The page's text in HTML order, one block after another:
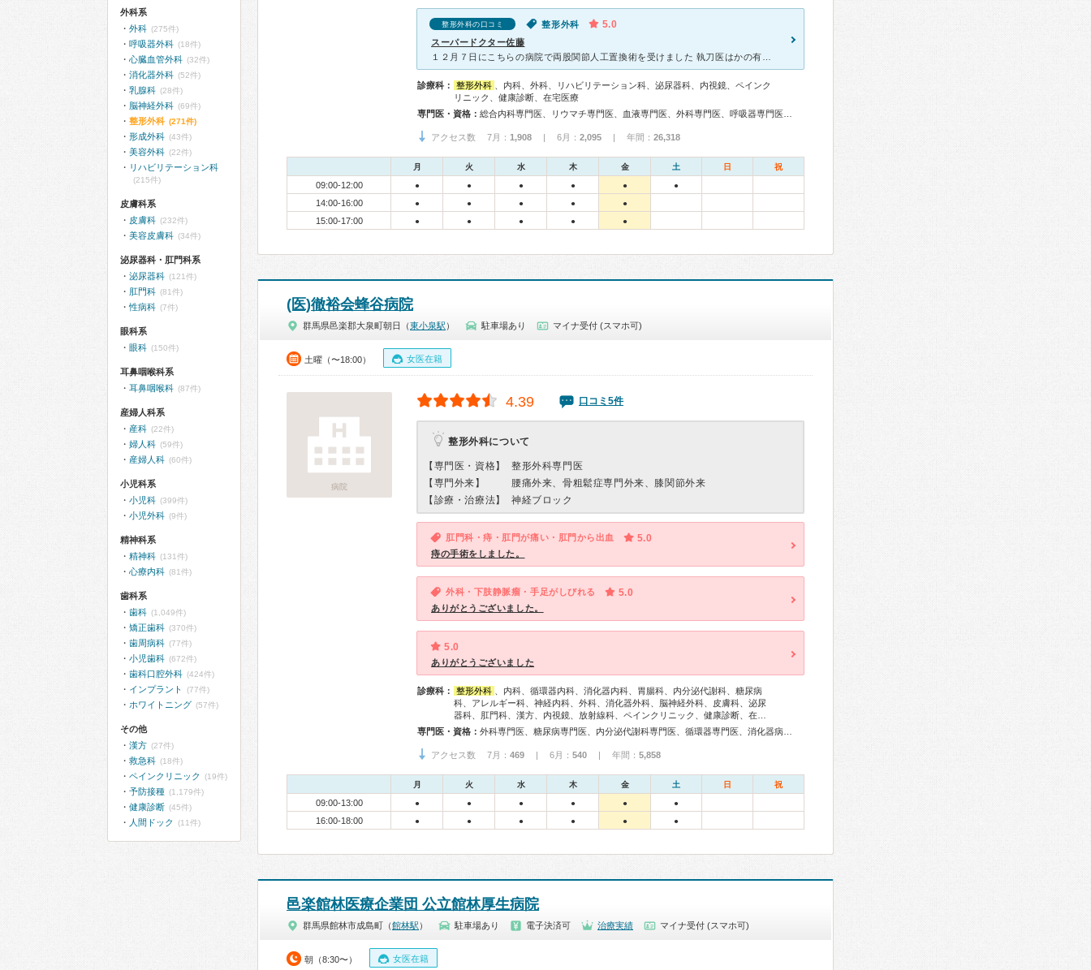
整形外科の口コミ 整形外科 5.0
スーパードクター佐藤
診療科： 整形外科
、内科、外科、リハビリテーション科、泌尿器科、内視鏡、ペインク
リニック、健康診断、在宅医療
専門医・資格：
アクセス数 7月： 1,908 | 6月： 2,095 | 年間： 26,318
月 火 水 木 金 土 日 祝
09:00-12:00 ● ● ● ● ● ●
14:00-16:00 ● ● ● ● ●
15:00-17:00 ● ● ● ● ●
(医)徹裕会蜂谷病院
群馬県邑楽郡大泉町朝日（東小泉駅 ） 駐車場あり マイナ受付 (スマホ可)
土曜（〜18:00） 女医在籍
病院
4.39 口コミ5件
整形外科について
【専門医・資格】
整形外科専門医
【専門外来】
腰痛外来、骨粗鬆症専門外来、膝関節外来
【診療・治療法】
神経ブロック
肛門科・痔・肛門が痛い・肛門から出血 5.0
痔の手術をしました。
外科・下肢静脈瘤・手足がしびれる 5.0
ありがとうございました。
5.0
ありがとうございました
診療科： 整形外科
、内科、循環器内科、消化器内科、胃腸科、内分泌代謝科、糖尿病
科、アレルギー科、神経内科、外科、消化器外科、脳神経外科、皮膚科、泌尿
器科、肛門科、漢方、内視鏡、放射線科、ペインクリニック、健康診断、在…
専門医・資格：
アクセス数 7月： 469 | 6月： 540 | 年間： 5,858
月 火 水 木 金 土 日 祝
09:00-13:00 ● ● ● ● ● ●
16:00-18:00 ● ● ● ● ● ●
邑楽館林医療企業団 公立館林厚生病院
群馬県館林市成島町（館林駅 ） 駐車場あり 電子決済可 治療実績 マイナ受付 (スマホ可)
朝（8:30〜） 女医在籍
外科系
外科 (275件)
呼吸器外科 (18件)
心臓血管外科 (32件)
消化器外科 (52件)
乳腺科 (28件)
脳神経外科 (69件)
整形外科 (271件)
形成外科 (43件)
美容外科 (22件)
リハビリテーション科
(215件)
皮膚科系
皮膚科 (232件)
美容皮膚科 (34件)
泌尿器科・肛門科系
泌尿器科 (121件)
肛門科 (81件)
性病科 (7件)
眼科系
眼科 (150件)
耳鼻咽喉科系
耳鼻咽喉科 (87件)
産婦人科系
産科 (22件)
婦人科 (59件)
産婦人科 (60件)
小児科系
小児科 (399件)
小児外科 (9件)
精神科系
精神科 (131件)
心療内科 (81件)
歯科系
歯科 (1,049件)
矯正歯科 (370件)
歯周病科 (77件)
小児歯科 (672件)
歯科口腔外科 (424件)
インプラント (77件)
ホワイトニング (57件)
その他
漢方 (27件)
救急科 (18件)
ペインクリニック (19件)
予防接種 (1,179件)
健康診断 (45件)
人間ドック (11件)